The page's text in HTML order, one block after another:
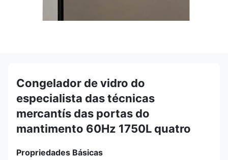
Congelador de vidro do
especialista das técnicas
mercantís das portas do
mantimento 60Hz 1750L quatro
Propriedades Básicas